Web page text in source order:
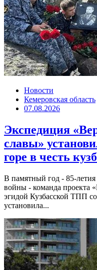
Новости
Кемеровская область
07.08.2026
Экспедиция
славы»
горе в честь
В памятный год - 85-
войны - команда проекта
эгидой Кузбасской ТПП
установила...